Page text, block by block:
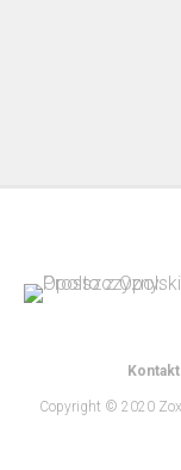
Copyright © 2020